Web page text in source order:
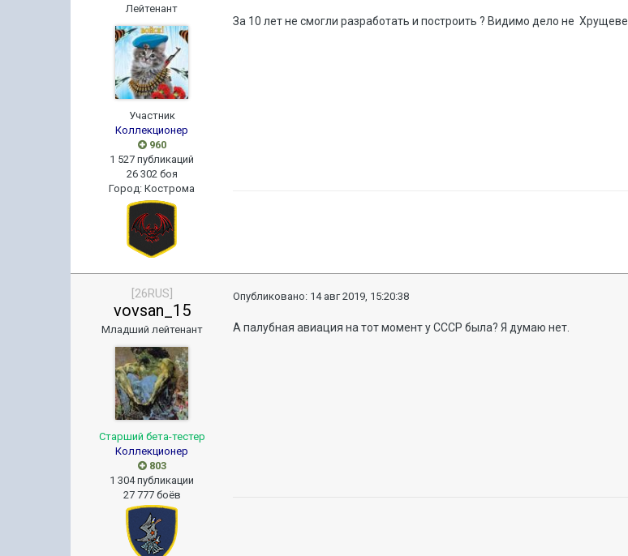
Лейтенант
Участник
Коллекционер
960
1 527 публикаций
26 302 боя
Город:Кострома
За 10 лет не смогли разработать и построить ? Видимо дело не Хрущеве .
[26RUS]
vovsan_15
Младший лейтенант
Старший бета-тестер
Коллекционер
803
1 304 публикации
27 777 боёв
Опубликовано: 14 авг 2019, 15:20:38
А палубная авиация на тот момент у СССР была? Я думаю нет.